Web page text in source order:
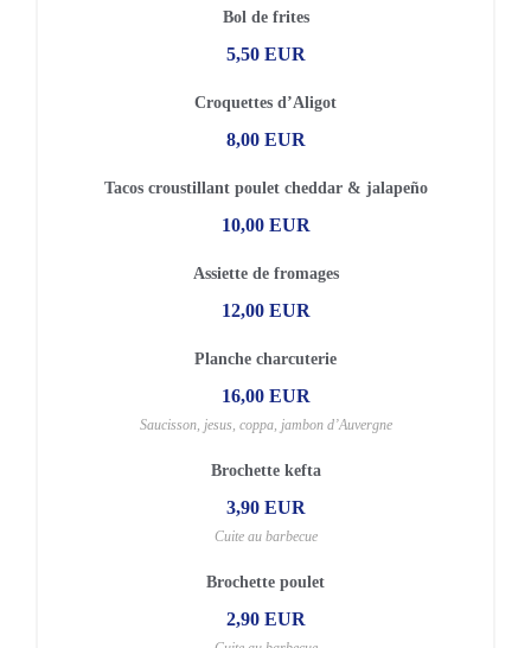
Bol de frites
5,50 EUR
Croquettes d’Aligot
8,00 EUR
Tacos croustillant poulet cheddar & jalapeño
10,00 EUR
Assiette de fromages
12,00 EUR
Planche charcuterie
16,00 EUR
Saucisson, jesus, coppa, jambon d’Auvergne
Brochette kefta
3,90 EUR
Cuite au barbecue
Brochette poulet
2,90 EUR